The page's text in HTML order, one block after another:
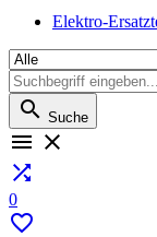
Elektro-
 Suche
 

0
